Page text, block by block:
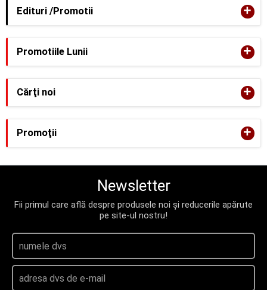
Edituri /Promotii +
Promotiile Lunii +
Cărţi noi +
Promoţii +
Newsletter
Fii primul care află despre produsele noi și reducerile apărute
pe site-ul nostru!